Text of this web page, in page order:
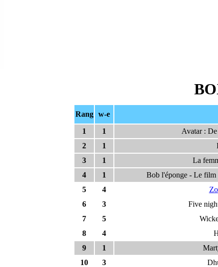
Rang w-e
1 1
Avatar : De
2
1
3
1
La
4
1
Bob l'éponge - Le film
5
4
6
3
Five
7
5
8
4
9
1
10
3